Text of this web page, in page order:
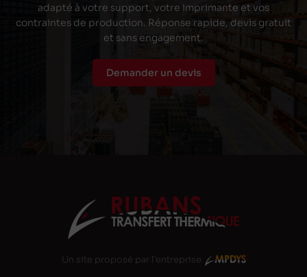
adapté à votre support, votre imprimante et vos
contraintes de production. Réponse rapide, devis gratuit
et sans engagement.
Demander un devis
Un site proposé par l'entreprise